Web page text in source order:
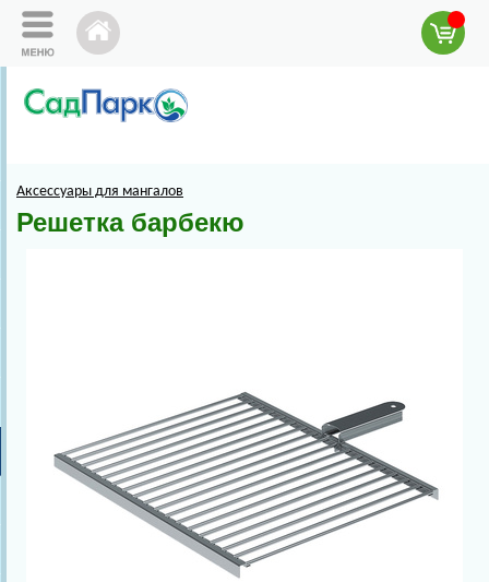
Аксессуары для мангалов
Решетка барбекю